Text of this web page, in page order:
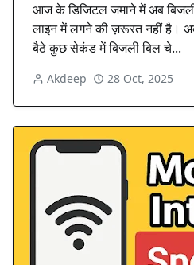
आज के डिजिटल जमाने में अब
लाइन में लगने की ज़रूरत नहीं है।
बैठे कुछ सेकंड में बिजली बिल चे...
Akdeep 28 Oct, 2025